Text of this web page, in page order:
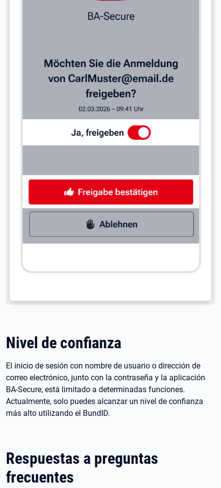
Nivel de confianza
El inicio de sesión con nombre de usuario o dirección de
correo electrónico, junto con la contraseña y la aplicación
BA-Secure, está limitado a determinadas funciones.
Actualmente, solo puedes alcanzar un nivel de confianza
más alto utilizando el BundID.
Respuestas a preguntas
frecuentes